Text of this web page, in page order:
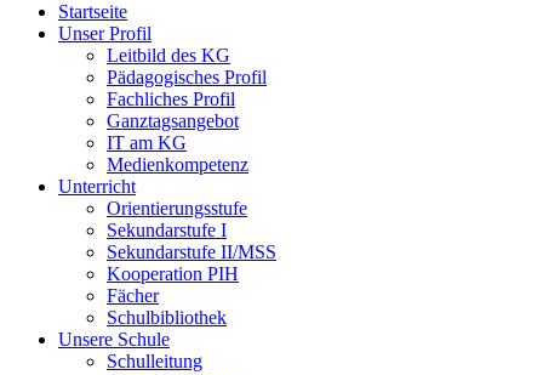
Startseite
Unser Profil
Leitbild des KG
Pädagogisches Profil
Fachliches Profil
Ganztagsangebot
IT am KG
Medienkompetenz
Unterricht
Orientierungsstufe
Sekundarstufe I
Sekundarstufe II/MSS
Kooperation PIH
Fächer
Schulbibliothek
Unsere Schule
Schulleitung